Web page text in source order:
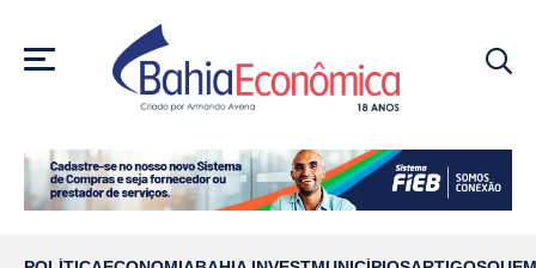
MENU